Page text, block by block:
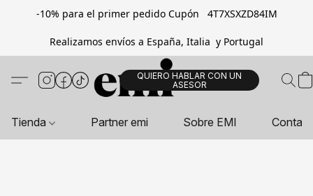
-10% para el primer pedido Cupón 4T7XSXZD84IM
Realizamos envíos a España, Italia y Portugal
QUIERO HABLAR CON UN
ASESOR
Tienda Partner emi Sobre EMI